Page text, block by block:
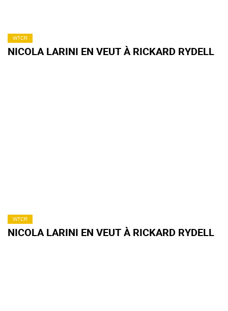
WTCR
NICOLA LARINI EN VEUT À RICKARD RYDELL
WTCR
NICOLA LARINI EN VEUT À RICKARD RYDELL